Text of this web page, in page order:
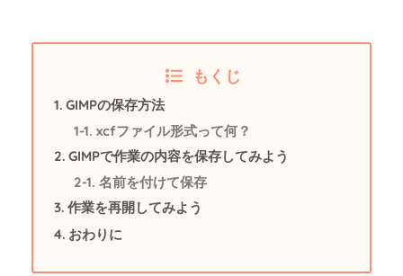
もくじ
GIMPの保存方法
xcfファイル形式って何？
GIMPで作業の内容を保存してみよう
名前を付けて保存
作業を再開してみよう
おわりに